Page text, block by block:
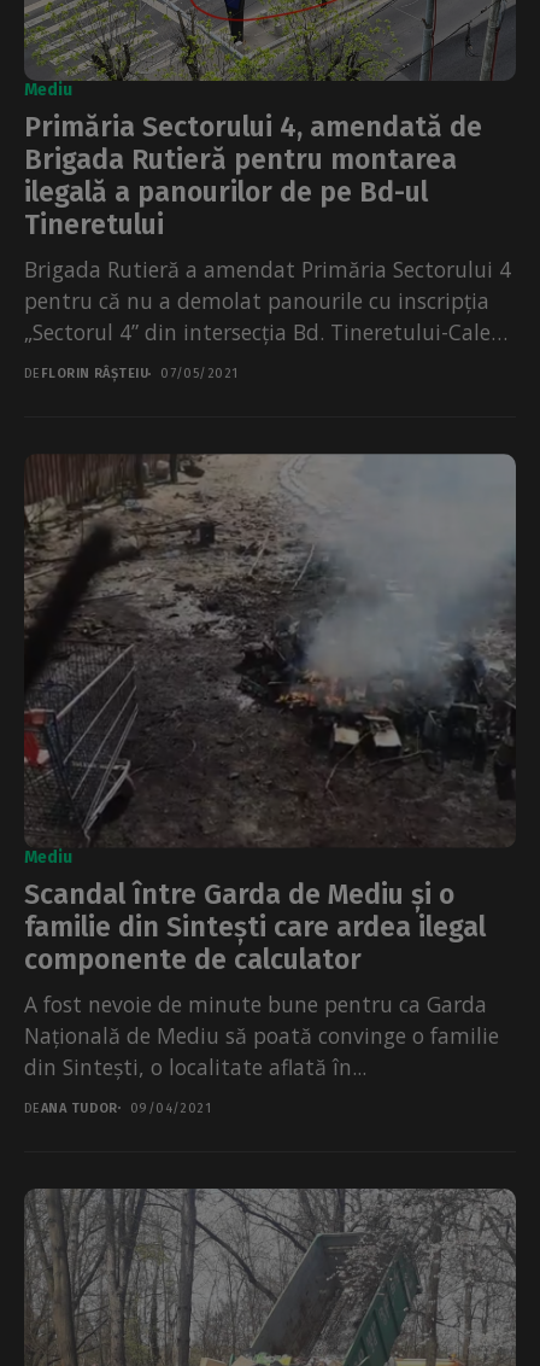
Mediu
Primăria Sectorului 4, amendată de
Brigada Rutieră pentru montarea
ilegală a panourilor de pe Bd-ul
Tineretului
Brigada Rutieră a amendat Primăria Sectorului 4
pentru că nu a demolat panourile cu inscripția
„Sectorul 4” din intersecția Bd. Tineretului-Calea
Piscului. Primăria...
DE FLORIN RÂȘTEIU 07/05/2021
Mediu
Scandal între Garda de Mediu și o
familie din Sintești care ardea ilegal
componente de calculator
A fost nevoie de minute bune pentru ca Garda
Națională de Mediu să poată convinge o familie
din Sintești, o localitate aflată în...
DEANA TUDOR 09/04/2021